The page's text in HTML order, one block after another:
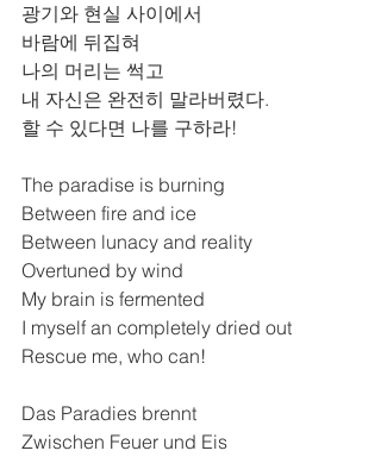
광기와 현실 사이에서
바람에 뒤집혀
나의 머리는 썩고
내 자신은 완전히 말라버렸다.
할 수 있다면 나를 구하라!
The paradise is burning
Between fire and ice
Between lunacy and reality
Overtuned by wind
My brain is fermented
I myself an completely dried out
Rescue me, who can!
Das Paradies brennt
Zwischen Feuer und Eis